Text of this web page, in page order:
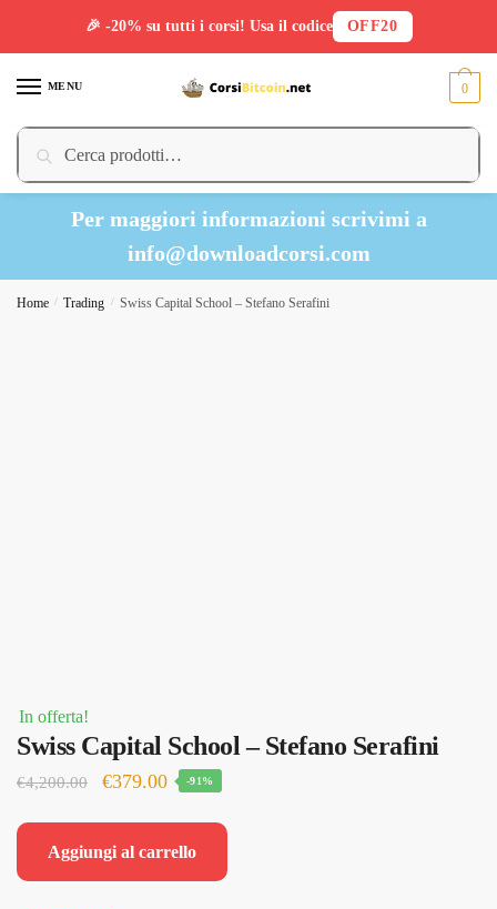
MENU
Cerca:
Cerca
0
Per maggiori informazioni scrivimi a
info@downloadcorsi.com
Home / Trading / Swiss Capital School – Stefano Serafini
In offerta!
Swiss Capital School – Stefano Serafini
€4,200.00
Il
originale
€379.00Il
attuale
-91%
Aggiungi al carrello
🎉 -20% su tutti i corsi! Usa il codice OFF20